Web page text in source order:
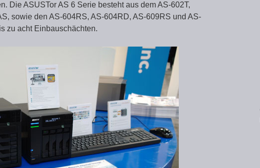
Die ASUSTor AS 6 Serie besteht aus dem AS-602T,
sowie den AS-604RS, AS-604RD, AS-609RS und AS-
zu acht Einbauschächten.